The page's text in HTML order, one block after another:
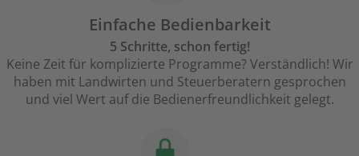
Einfache Bedienbarkeit
5 Schritte, schon fertig!
Keine Zeit für komplizierte Programme? Verständlich! Wir
haben mit Landwirten und Steuerberatern gesprochen
und viel Wert auf die Bedienerfreundlichkeit gelegt.